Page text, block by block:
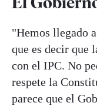
"Hemos llegado
que es decir que
con el IPC. No
respete la
parece que el